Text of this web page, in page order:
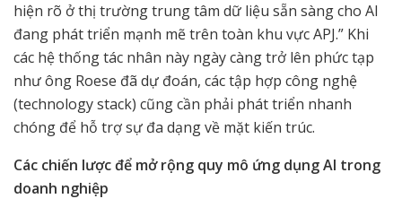
hiện rõ ở thị trường trung tâm dữ liệu sẵn sàng cho AI
đang phát triển mạnh mẽ trên toàn khu vực APJ.” Khi
các hệ thống tác nhân này ngày càng trở lên phức tạp
như ông Roese đã dự đoán, các tập hợp công nghệ
(technology stack) cũng cần phải phát triển nhanh
chóng để hỗ trợ sự đa dạng về mặt kiến trúc.
Các chiến lược để mở rộng quy mô ứng dụng AI trong
doanh nghiệp